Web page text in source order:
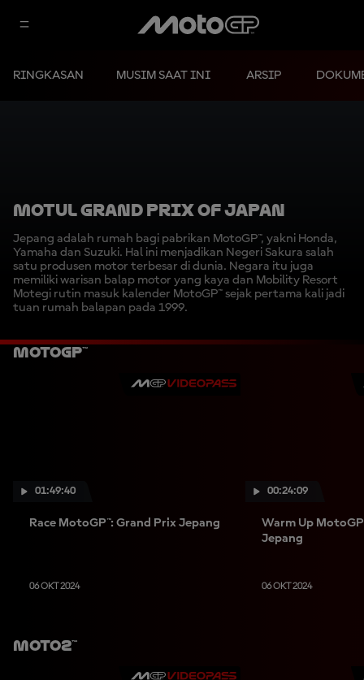
RINGKASAN MUSIM SAAT INI ARSIP
Motul Grand Prix of Japan
Jepang adalah rumah bagi pabrikan MotoGP™, yakni Honda,
Yamaha dan Suzuki. Hal ini menjadikan Negeri Sakura salah
satu produsen motor terbesar di dunia. Negara itu juga
memiliki warisan balap motor yang kaya dan Mobility Resort
Motegi rutin masuk kalender MotoGP™ sejak pertama kali jadi
tuan rumah balapan pada 1999.
MotoGP™
01:49:40
Race MotoGP™: Grand Prix Jepang
06 OKT 2024
00:24:09
Warm Up
Jepang
06 OKT 2024
Moto2™